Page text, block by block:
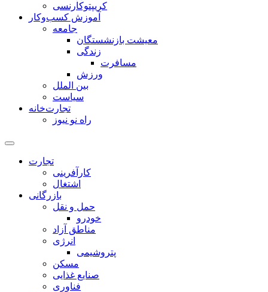
کریپتوکارنسی
آموزش کسب‌وکار
جامعه
معیشت بازنشستگان
زندگی
مسافرت
ورزش
بین الملل
سیاست
تجارت‌خانه
راه نو نیوز
تجارت
کارآفرینی
اشتغال
بازرگانی
حمل و نقل
خودرو
مناطق آزاد
انرژی
پتروشیمی
مسکن
صنایع غذایی
فناوری